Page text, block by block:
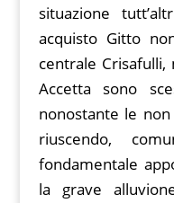
situazione
acquisto Gitto
centrale Crisafulli,
Accetta sono
nonostante le
riuscendo,
fondamentale
la grave